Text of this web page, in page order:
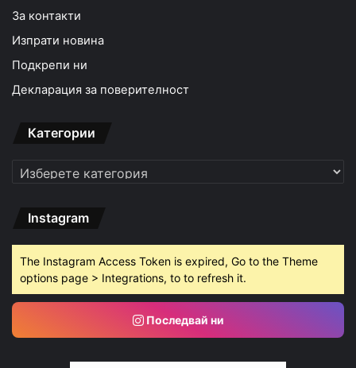
За контакти
Изпрати новина
Подкрепи ни
Декларация за поверителност
Категории
Категории
Instagram
The Instagram Access Token is expired, Go to the Theme
options page > Integrations, to to refresh it.
Последвай ни